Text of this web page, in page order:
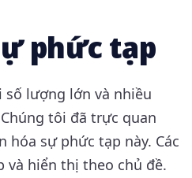
phức tạp
số lượng lớn và nhiều
tôi đã trực quan
hóa sự phức tạp này. Các
và hiển thị theo chủ đề.